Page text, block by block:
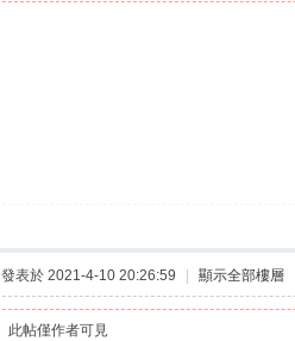
發表於 2021-4-10 20:26:59 顯示全部樓層
此帖僅作者可見